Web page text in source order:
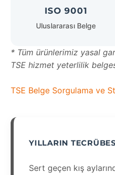
ISO 9001
Uluslararası Belge
* Tüm ürünlerimiz yasal
TSE hizmet yeterlilik
TSE Belge Sorgulama ve
YILLARIN
Sert geçen kış